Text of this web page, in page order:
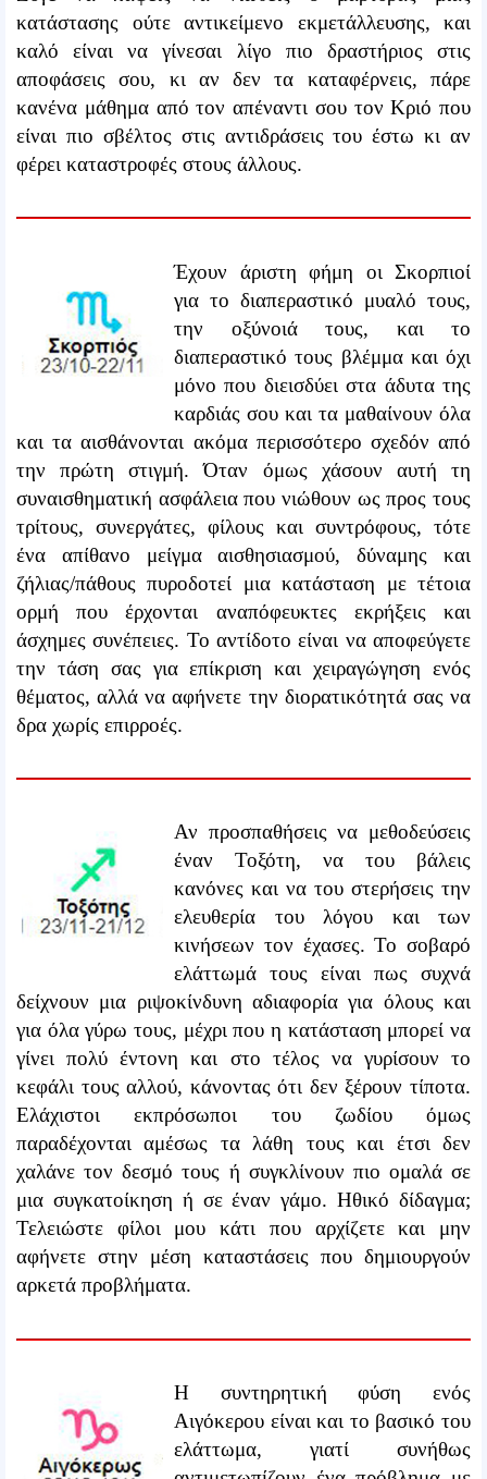
κατάστασης ούτε αντικείμενο εκμετάλλευσης, και
καλό είναι να γίνεσαι λίγο πιο δραστήριος στις
αποφάσεις σου, κι αν δεν τα καταφέρνεις, πάρε
κανένα μάθημα από τον απέναντι σου τον Κριό που
είναι πιο σβέλτος στις αντιδράσεις του έστω κι αν
φέρει καταστροφές στους άλλους.
Έχουν άριστη φήμη οι Σκορπιοί
για το διαπεραστικό μυαλό τους,
την οξύνοιά τους, και το
διαπεραστικό τους βλέμμα και όχι
μόνο που διεισδύει στα άδυτα της
καρδιάς σου και τα μαθαίνουν όλα
και τα αισθάνονται ακόμα περισσότερο σχεδόν από
την πρώτη στιγμή. Όταν όμως χάσουν αυτή τη
συναισθηματική ασφάλεια που νιώθουν ως προς τους
τρίτους, συνεργάτες, φίλους και συντρόφους, τότε
ένα απίθανο μείγμα αισθησιασμού, δύναμης και
ζήλιας/πάθους πυροδοτεί μια κατάσταση με τέτοια
ορμή που έρχονται αναπόφευκτες εκρήξεις και
άσχημες συνέπειες. Το αντίδοτο είναι να αποφεύγετε
την τάση σας για επίκριση και χειραγώγηση ενός
θέματος, αλλά να αφήνετε την διορατικότητά σας να
δρα χωρίς επιρροές.
Αν προσπαθήσεις να μεθοδεύσεις
έναν Τοξότη, να του βάλεις
κανόνες και να του στερήσεις την
ελευθερία του λόγου και των
κινήσεων τον έχασες. Το σοβαρό
ελάττωμά τους είναι πως συχνά
δείχνουν μια ριψοκίνδυνη αδιαφορία για όλους και
για όλα γύρω τους, μέχρι που η κατάσταση μπορεί να
γίνει πολύ έντονη και στο τέλος να γυρίσουν το
κεφάλι τους αλλού, κάνοντας ότι δεν ξέρουν τίποτα.
Ελάχιστοι εκπρόσωποι του ζωδίου όμως
παραδέχονται αμέσως τα λάθη τους και έτσι δεν
χαλάνε τον δεσμό τους ή συγκλίνουν πιο ομαλά σε
μια συγκατοίκηση ή σε έναν γάμο. Ηθικό δίδαγμα;
Τελειώστε φίλοι μου κάτι που αρχίζετε και μην
αφήνετε στην μέση καταστάσεις που δημιουργούν
αρκετά προβλήματα.
Η συντηρητική φύση ενός
Αιγόκερου είναι και το βασικό του
ελάττωμα, γιατί συνήθως